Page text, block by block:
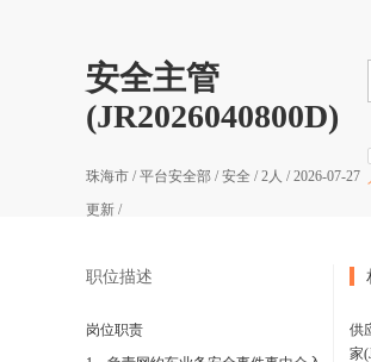
安全主管
(JR2026040800D)
珠海市/平台安全部/安全 /2人 /2026-07-27
更新 /
职位描述
岗位职责
供
家